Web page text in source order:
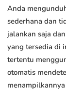
Anda
sederhana dan
jalankan saja
yang tersedia di
tertentu
otomatis